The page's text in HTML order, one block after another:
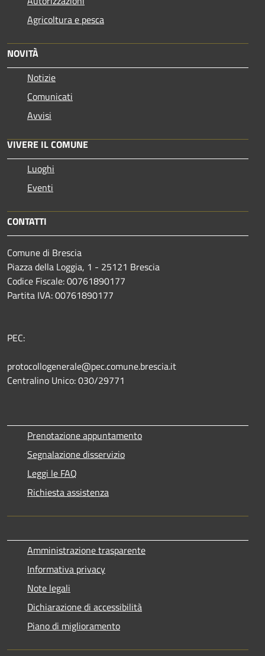
Agricoltura e pesca
NOVITÀ
Notizie
Comunicati
Avvisi
VIVERE IL COMUNE
Luoghi
Eventi
CONTATTI
Comune di Brescia
Piazza della Loggia, 1 - 25121 Brescia
Codice Fiscale: 00761890177
Partita IVA: 00761890177
PEC:
protocollogenerale@pec.comune.brescia.it
Centralino Unico: 030/29771
Prenotazione appuntamento
Segnalazione disservizio
Leggi le FAQ
Richiesta assistenza
Amministrazione trasparente
Informativa privacy
Note legali
Dichiarazione di accessibilità
Piano di miglioramento